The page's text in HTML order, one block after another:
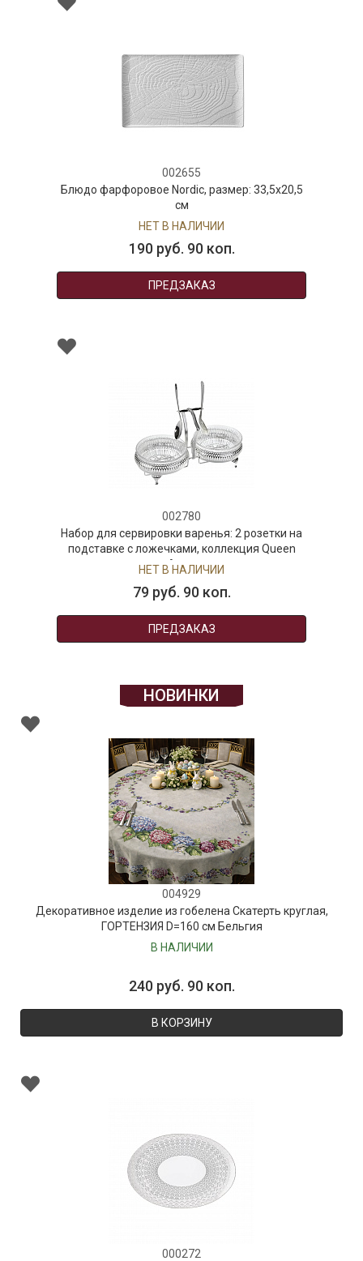
002655
Блюдо фарфоровое Nordic, размер: 33,5х20,5
см
НЕТ В НАЛИЧИИ
190 руб. 90 коп.
ПРЕДЗАКАЗ
002780
Набор для сервировки варенья: 2 розетки на
подставке с ложечками, коллекция Queen
Anne
НЕТ В НАЛИЧИИ
79 руб. 90 коп.
ПРЕДЗАКАЗ
НОВИНКИ
004929
Декоративное изделие из гобелена Скатерть круглая,
ГОРТЕНЗИЯ D=160 см Бельгия
В НАЛИЧИИ
240 руб. 90 коп.
В КОРЗИНУ
000272